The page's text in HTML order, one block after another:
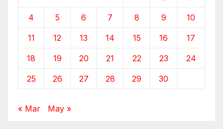
4 5 6 7 8 9 10
11 12 13 14 15 16 17
18 19 20 21 22 23 24
25 26 27 28 29 30
« Mar May »